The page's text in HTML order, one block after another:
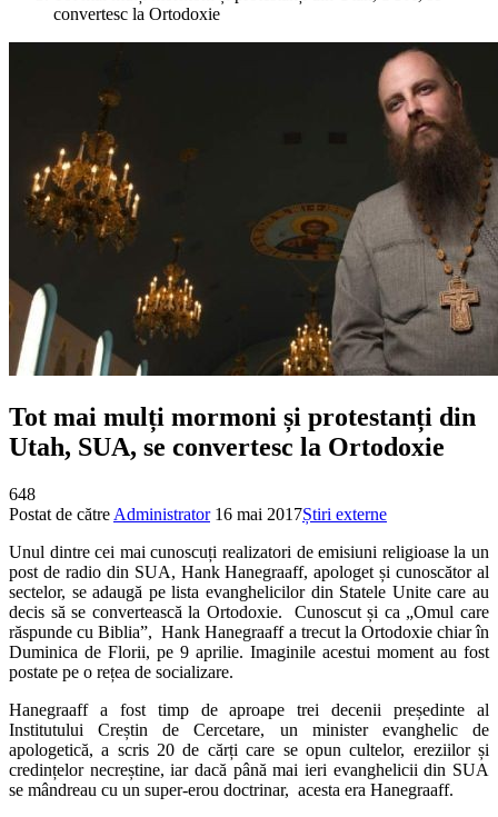
convertesc la Ortodoxie
Tot mai mulți mormoni și protestanți din
Utah, SUA, se convertesc la Ortodoxie
648
Postat de către Administrator 16 mai 2017Știri externe
Unul dintre cei mai cunoscuți realizatori de emisiuni religioase la un
post de radio din SUA, Hank Hanegraaff, apologet și cunoscător al
sectelor, se adaugă pe lista evanghelicilor din Statele Unite care au
decis să se convertească la Ortodoxie. Cunoscut și ca „Omul care
răspunde cu Biblia”, Hank Hanegraaff a trecut la Ortodoxie chiar în
Duminica de Florii, pe 9 aprilie. Imaginile acestui moment au fost
postate pe o rețea de socializare.
Hanegraaff a fost timp de aproape trei decenii președinte al
Institutului Creștin de Cercetare, un minister evanghelic de
apologetică, a scris 20 de cărți care se opun cultelor, ereziilor și
credințelor necreștine, iar dacă până mai ieri evanghelicii din SUA
se mândreau cu un super-erou doctrinar, acesta era Hanegraaff.